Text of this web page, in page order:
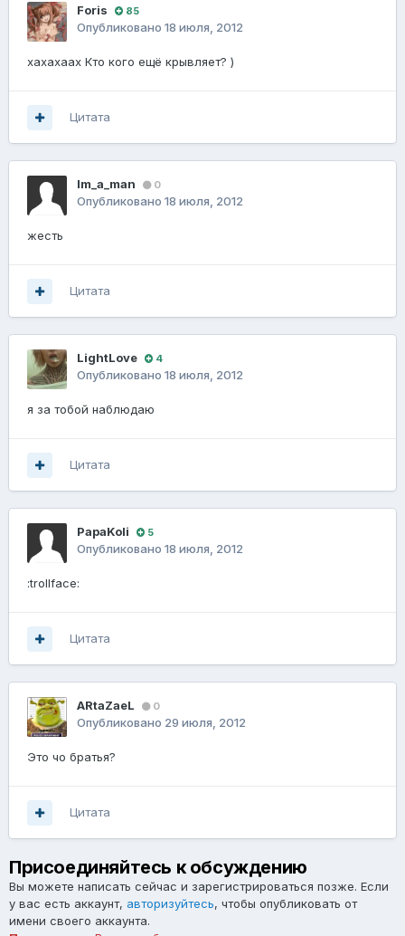
Foris 85
Опубликовано 18 июля, 2012
хахахаах Кто кого ещё крывляет? )
Цитата
Im_a_man 0
Опубликовано 18 июля, 2012
жесть
Цитата
LightLove 4
Опубликовано 18 июля, 2012
я за тобой наблюдаю
Цитата
PapaKoli 5
Опубликовано 18 июля, 2012
:trollface:
Цитата
ARtaZaeL 0
Опубликовано 29 июля, 2012
Это чо братья?
Цитата
Присоединяйтесь к обсуждению
Вы можете написать сейчас и зарегистрироваться позже. Если
у вас есть аккаунт, авторизуйтесь, чтобы опубликовать от
имени своего аккаунта.